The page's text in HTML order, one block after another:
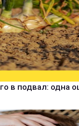
в подвал: одна